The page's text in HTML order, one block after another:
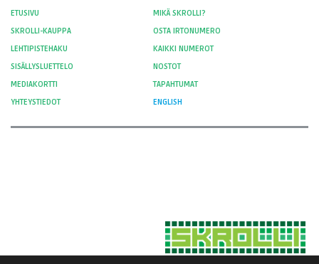
ETUSIVU
MIKÄ SKROLLI?
SKROLLI-KAUPPA
OSTA IRTONUMERO
LEHTIPISTEHAKU
KAIKKI NUMEROT
SISÄLLYSLUETTELO
NOSTOT
MEDIAKORTTI
TAPAHTUMAT
YHTEYSTIEDOT
ENGLISH